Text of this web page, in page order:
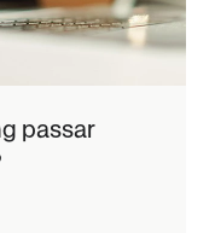
passar